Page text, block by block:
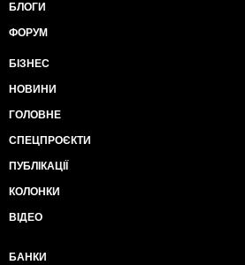
БЛОГИ
ФОРУМ
БІЗНЕС
НОВИНИ
ГОЛОВНЕ
СПЕЦПРОЄКТИ
ПУБЛІКАЦІЇ
КОЛОНКИ
ВІДЕО
БАНКИ